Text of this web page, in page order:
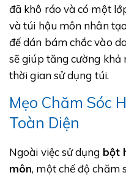
đã khô ráo và có một
và túi hậu môn nhân
đế dán bám chắc vào
sẽ giúp tăng cường khả
thời gian sử dụng túi.
Mẹo Chăm Sóc
Toàn Diện
Ngoài việc sử dụng bột
môn, một chế độ chăm